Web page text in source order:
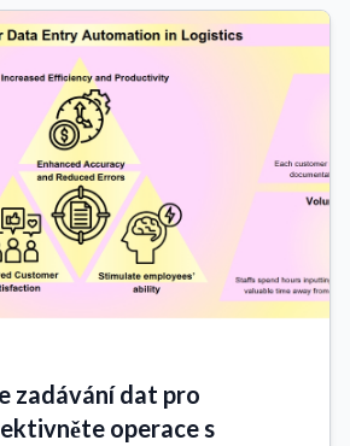
zadávání dat pro
operace s